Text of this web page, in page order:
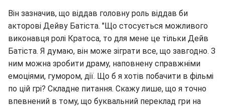
Він зазначив, що віддав головну роль віддав би
акторові Дейву Батіста. "Що стосується можливого
виконавця ролі Кратоса, то для мене це тільки Дейв
Батіста. Я думаю, він може зіграти все, що завгодно. З
ним можна зробити драму, наповнену справжніми
емоціями, гумором, дії. Що б я хотів побачити в фільмі
по цій грі? Складне питання. Скажу лише, що я точно
впевнений в тому, що буквальний переклад гри на